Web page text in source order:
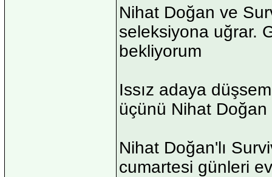
Nihat Doğan ve
seleksiyona uğrar.
bekliyorum
Issız adaya
üçünü Nihat
Nihat Doğan'lı
cumartesi günleri